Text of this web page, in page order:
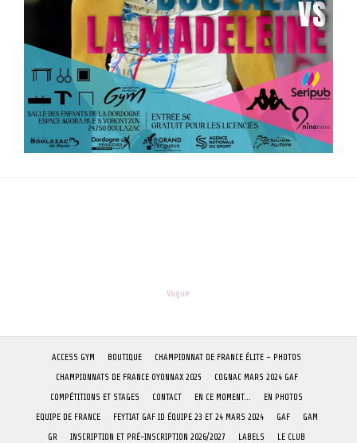
Vogue
ACCESS GYM BOUTIQUE
CHAMPIONNAT DE FRANCE ÉLITE – PHOTOS
CHAMPIONNATS DE FRANCE OYONNAX 2025
COGNAC MARS 2024 GAF
COMPÉTITIONS ET STAGES
CONTACT EN CE MOMENT…
EN PHOTOS
EQUIPE DE FRANCE
FEYTIAT GAF ID ÉQUIPE 23 ET 24 MARS 2024 GAF
GAM
GR
INSCRIPTION ET PRÉ-INSCRIPTION 2026/2027 LABELS LE CLUB